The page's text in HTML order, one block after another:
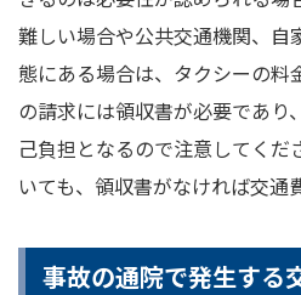
難しい場合や公共交通機関、自
態にある場合は、タクシーの料
の請求には領収書が必要であり
己負担となるので注意してくだ
いても、領収書がなければ交通
事故の通院で発生する